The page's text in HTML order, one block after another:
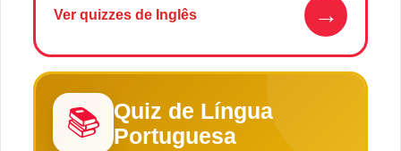
Ver quizzes de Inglês →
📚
Quiz de Língua
Portuguesa